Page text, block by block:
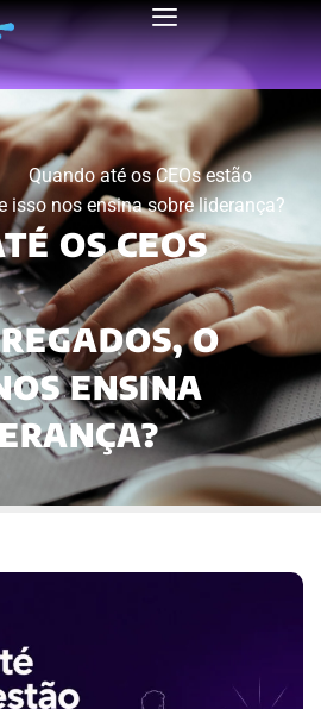
Quando até os CEOs estão
isso nos ensina sobre liderança?
OS CEOS
O
ENSINA